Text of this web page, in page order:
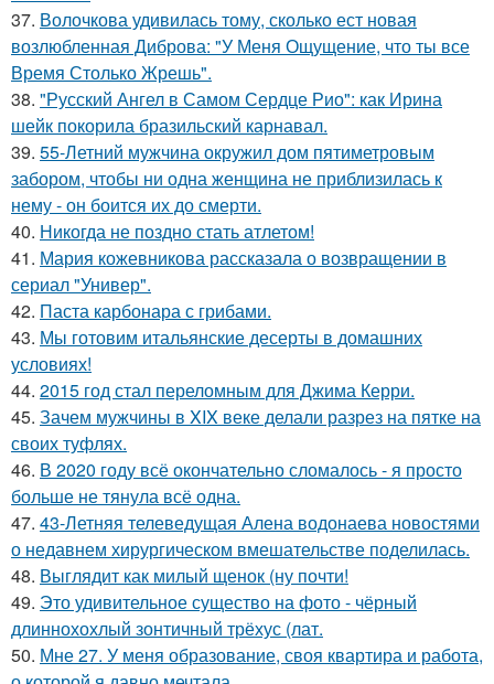
37. Волочкова удивилась тому, сколько ест новая
возлюбленная Диброва: "У Меня Ощущение, что ты все
Время Столько Жрешь".
38. "Русский Ангел в Самом Сердце Рио": как Ирина
шейк покорила бразильский карнавал.
39. 55-Летний мужчина окружил дом пятиметровым
забором, чтобы ни одна женщина не приблизилась к
нему - он боится их до смерти.
40. Никогда не поздно стать атлетом!
41. Мария кожевникова рассказала о возвращении в
сериал "Универ".
42. Паста карбонара с грибами.
43. Мы готовим итальянские десерты в домашних
условиях!
44. 2015 год стал переломным для Джима Керри.
45. Зачем мужчины в XIX веке делали разрез на пятке на
своих туфлях.
46. В 2020 году всё окончательно сломалось - я просто
больше не тянула всё одна.
47. 43-Летняя телеведущая Алена водонаева новостями
о недавнем хирургическом вмешательстве поделилась.
48. Выглядит как милый щенок (ну почти!
49. Это удивительное существо на фото - чёрный
длиннохохлый зонтичный трёхус (лат.
50. Мне 27. У меня образование, своя квартира и работа,